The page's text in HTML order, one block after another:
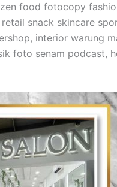
food fotocopy
snack skincare
interior warung
foto senam podcast,